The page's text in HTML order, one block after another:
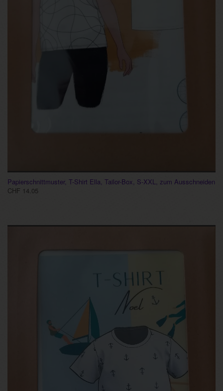
Papierschnittmuster, T-Shirt Ella, Tailor-Box, S-XXL, zum Ausschneiden
CHF 14.05